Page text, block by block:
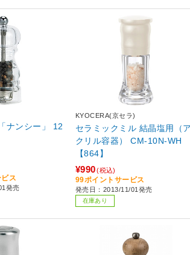
ナンシー」 12
ス
発売
KYOCERA(京セラ)
セラミックミル 結晶塩用（ア
クリル容器） CM-10N-WH
【864】
¥990 (税込)
99ポイントサービス
発売日：2013/11/01発売
在庫あり